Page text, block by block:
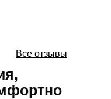
Все отзывы